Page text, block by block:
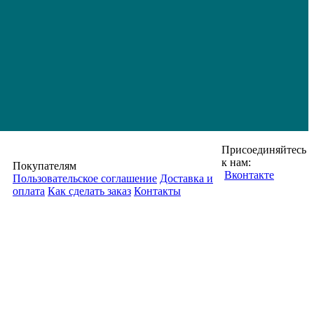
Покупателям
Пользовательское соглашение Доставка и
оплата Как сделать заказ Контакты
Присоединяйтесь
к нам:
Вконтакте